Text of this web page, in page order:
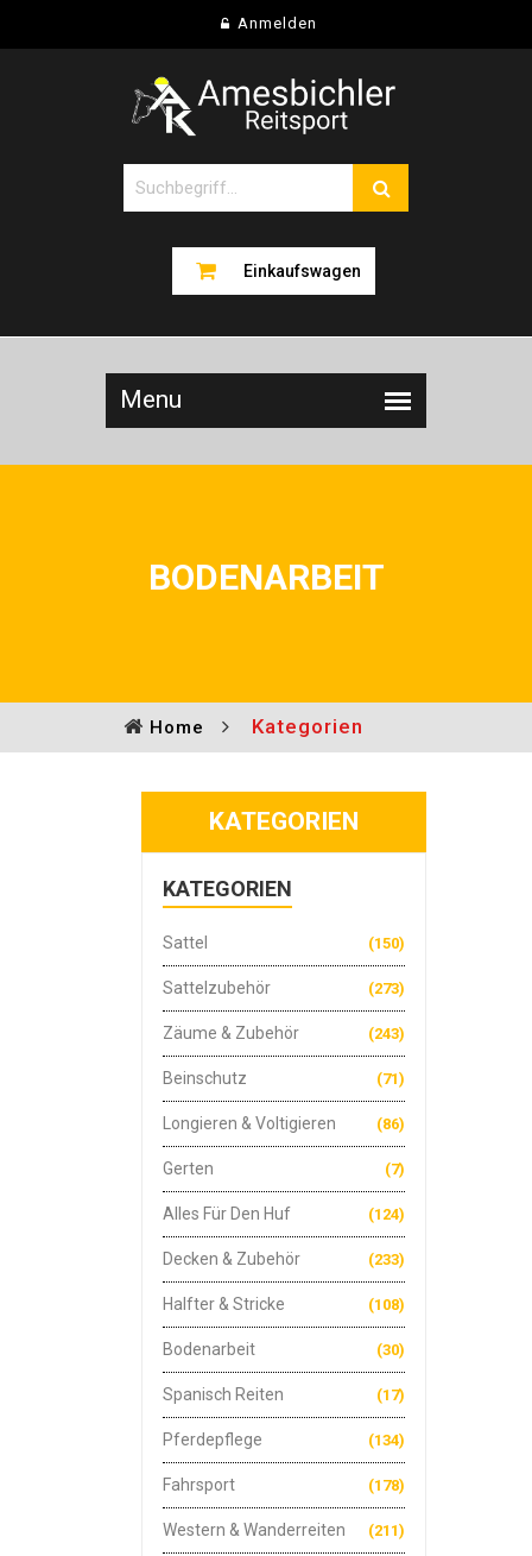
Anmelden
Einkaufswagen
BODENARBEIT
Home Kategorien
KATEGORIEN
KATEGORIEN
(150)
Sattel
(273)
Sattelzubehör
(243)
Zäume & Zubehör
(71)
Beinschutz
(86)
Longieren & Voltigieren
(7)
Gerten
(124)
Alles Für Den Huf
(233)
Decken & Zubehör
(108)
Halfter & Stricke
(30)
Bodenarbeit
(17)
Spanisch Reiten
(134)
Pferdepflege
(178)
Fahrsport
(211)
Western & Wanderreiten